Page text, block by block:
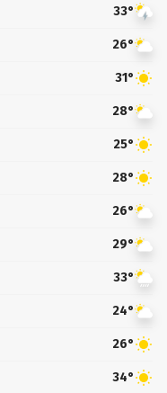
33°
26°
31°
28°
25°
28°
26°
29°
33°
24°
26°
34°